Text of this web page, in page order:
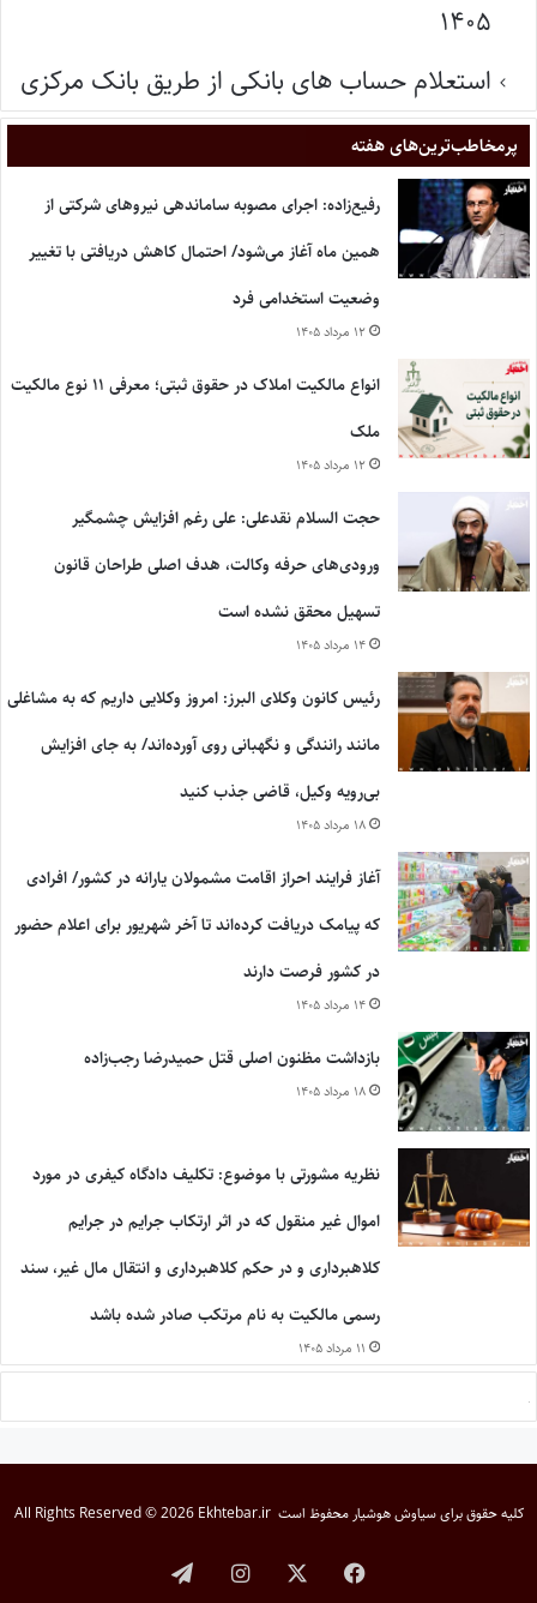
۱۴۰۵
استعلام حساب های بانکی از طریق بانک مرکزی
پر‌مخاطب‌ترین‌های هفته
رفیع‌زاده: اجرای مصوبه ساماندهی نیروهای شرکتی از
همین ماه آغاز می‌شود/ احتمال کاهش دریافتی با تغییر
وضعیت استخدامی فرد
۱۲ مرداد ۱۴۰۵
انواع مالکیت املاک در حقوق ثبتی؛ معرفی ۱۱ نوع مالکیت
ملک
۱۲ مرداد ۱۴۰۵
حجت السلام نقدعلی: علی رغم افزایش چشمگیر
ورودی‌های حرفه وکالت، هدف اصلی طراحان قانون
تسهیل محقق نشده است
۱۴ مرداد ۱۴۰۵
رئیس کانون وکلای البرز: امروز وکلایی داریم که به مشاغلی
مانند رانندگی و نگهبانی روی آورده‌اند/ به جای افزایش
بی‌رویه وکیل، قاضی جذب کنید
۱۸ مرداد ۱۴۰۵
آغاز فرایند احراز اقامت مشمولان یارانه در کشور/ افرادی
که پیامک دریافت کرده‌اند تا آخر شهریور برای اعلام حضور
در کشور فرصت دارند
۱۴ مرداد ۱۴۰۵
بازداشت مظنون اصلی قتل حمیدرضا رجب‌زاده
۱۸ مرداد ۱۴۰۵
نظریه مشورتی با موضوع: تکلیف دادگاه کیفری در مورد
اموال غیر منقول که در اثر ارتکاب جرایم در جرایم
کلاهبرداری و در حکم کلاهبرداری و انتقال مال غیر، سند
رسمی مالکیت به نام مرتکب صادر شده باشد
۱۱ مرداد ۱۴۰۵
کلیه حقوق برایسیاوش هوشیار محفوظ است All Rights Reserved © 2026 Ekhtebar.ir